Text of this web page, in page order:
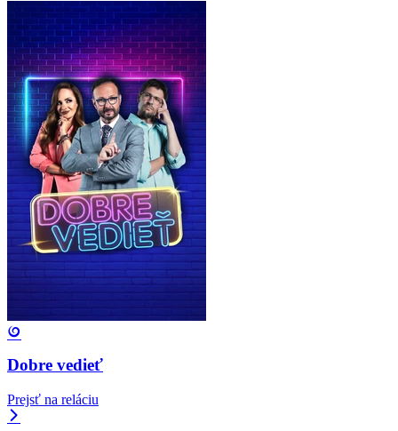
Dobre vedieť
Prejsť na reláciu